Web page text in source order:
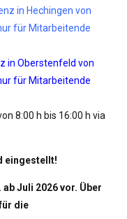
in Hechingen von
für Mitarbeitende
in Oberstenfeld von
für Mitarbeitende
8:00 h bis 16:00 h via
eingestellt!
Juli 2026 vor. Über
die